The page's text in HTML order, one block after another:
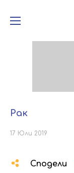
Рак
17 Юли 2019
Сподели